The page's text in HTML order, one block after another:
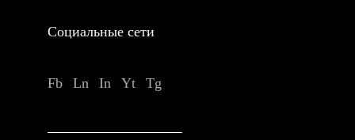
Социальные сети
Fb Ln In Yt Tg